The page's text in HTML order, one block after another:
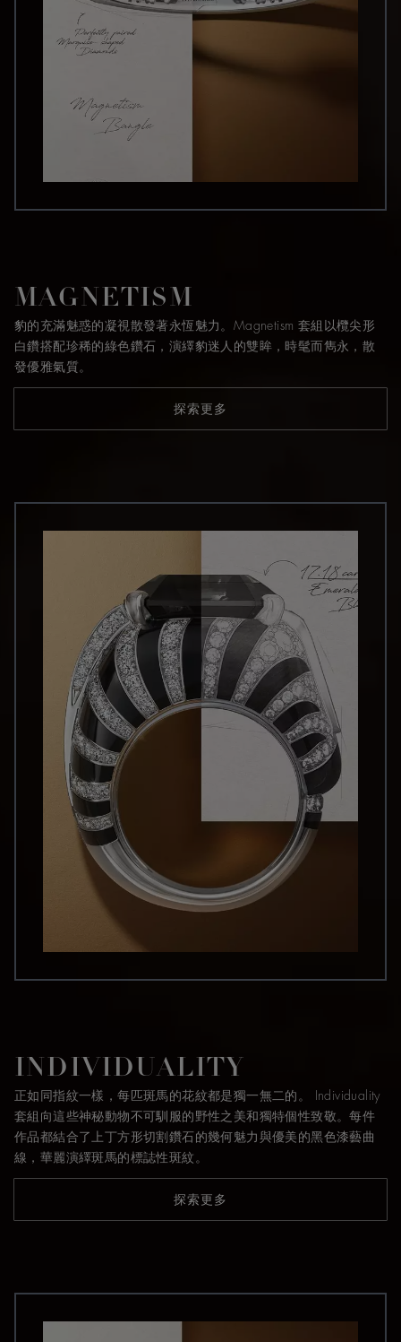
MAGNETISM
豹的充滿魅惑的凝視散發著永恆魅力。Magnetism 套組以欖尖形
白鑽搭配珍稀的綠色鑽石，演繹豹迷人的雙眸，時髦而雋永，散
發優雅氣質。
探索更多
INDIVIDUALITY
正如同指紋一樣，每匹斑馬的花紋都是獨一無二的。 Individuality
套組向這些神秘動物不可馴服的野性之美和獨特個性致敬。每件
作品都結合了上丁方形切割鑽石的幾何魅力與優美的黑色漆藝曲
線，華麗演繹斑馬的標誌性斑紋。
探索更多